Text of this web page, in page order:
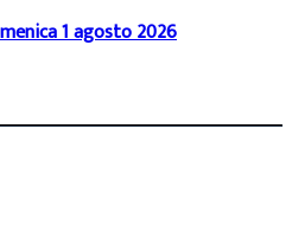
1 agosto 2026